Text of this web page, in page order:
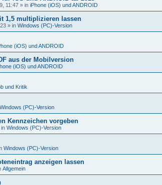
11:47 » in iPhone (iOS) und ANDROID
1,5 multiplizieren lassen
» in Windows (PC)-Version
(iOS) und ANDROID
aus der Mobilversion
(iOS) und ANDROID
und Kritik
Windows (PC)-Version
Kennzeichen vorgeben
in Windows (PC)-Version
Windows (PC)-Version
anzeigen lassen
Allgemein